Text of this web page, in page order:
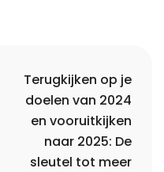
Terugkijken op je
doelen van 2024
en vooruitkijken
naar 2025: De
sleutel tot meer